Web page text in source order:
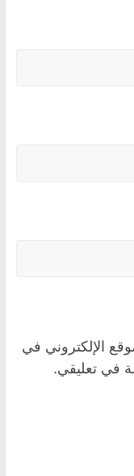
الإلكتروني في
في تعليقي.